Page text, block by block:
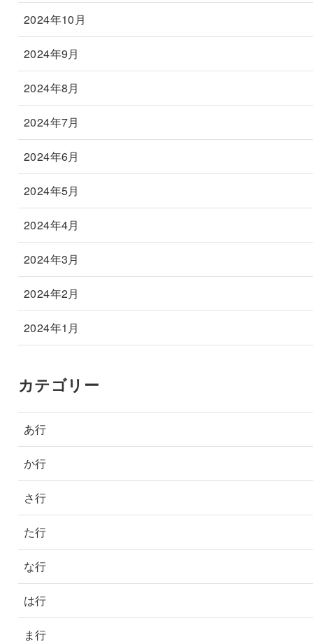
2024年10月
2024年9月
2024年8月
2024年7月
2024年6月
2024年5月
2024年4月
2024年3月
2024年2月
2024年1月
カテゴリー
あ行
か行
さ行
た行
な行
は行
ま行